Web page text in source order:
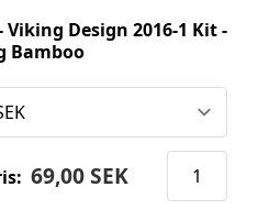
Viking Design 2016-1 Kit -
Bamboo
69,00 SEK